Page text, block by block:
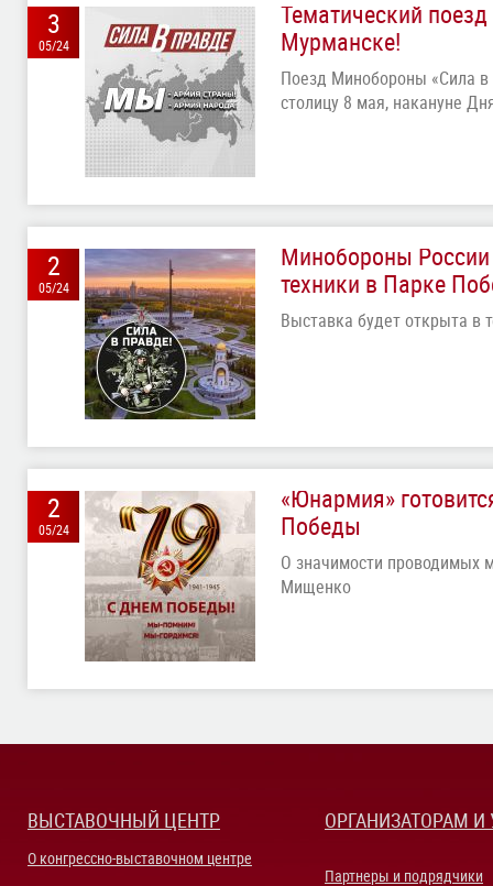
3
05/24
Тематический
Мурманске!
Поезд Минобороны «Сила в
столицу 8 мая, накануне
2
05/24
Минобороны России
техники в Парке
Выставка будет открыта в
2
05/24
«Юнармия»
Победы
О значимости проводимых
Мищенко
ВЫСТАВОЧНЫЙ ЦЕНТР
О конгрессно-выставочном центре
ОРГАНИЗАТОРАМ
Партнеры и подрядчики